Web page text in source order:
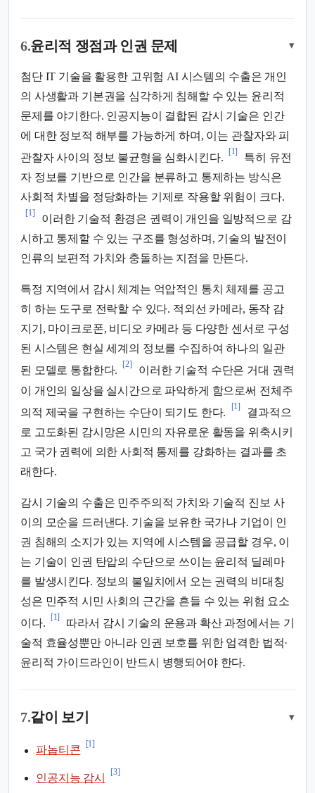
6.윤리적 쟁점과 인권 문제 ▾
첨단 IT 기술을 활용한 고위험 AI 시스템의 수출은 개인
의 사생활과 기본권을 심각하게 침해할 수 있는 윤리적
문제를 야기한다. 인공지능이 결합된 감시 기술은 인간
에 대한 정보적 해부를 가능하게 하며, 이는 관찰자와 피
관찰자 사이의 정보 불균형을 심화시킨다.
[1]
특히 유전
자 정보를 기반으로 인간을 분류하고 통제하는 방식은
사회적 차별을 정당화하는 기제로 작용할 위험이 크다.
[1]
이러한 기술적 환경은 권력이 개인을 일방적으로 감
시하고 통제할 수 있는 구조를 형성하며, 기술의 발전이
인류의 보편적 가치와 충돌하는 지점을 만든다.
특정 지역에서 감시 체계는 억압적인 통치 체제를 공고
히 하는 도구로 전락할 수 있다. 적외선 카메라, 동작 감
지기, 마이크로폰, 비디오 카메라 등 다양한 센서로 구성
된 시스템은 현실 세계의 정보를 수집하여 하나의 일관
된 모델로 통합한다.
[2]
이러한 기술적 수단은 거대 권력
이 개인의 일상을 실시간으로 파악하게 함으로써 전체주
의적 제국을 구현하는 수단이 되기도 한다.
[1]
결과적으
로 고도화된 감시망은 시민의 자유로운 활동을 위축시키
고 국가 권력에 의한 사회적 통제를 강화하는 결과를 초
래한다.
감시 기술의 수출은 민주주의적 가치와 기술적 진보 사
이의 모순을 드러낸다. 기술을 보유한 국가나 기업이 인
권 침해의 소지가 있는 지역에 시스템을 공급할 경우, 이
는 기술이 인권 탄압의 수단으로 쓰이는 윤리적 딜레마
를 발생시킨다. 정보의 불일치에서 오는 권력의 비대칭
성은 민주적 시민 사회의 근간을 흔들 수 있는 위험 요소
이다.
[1]
따라서 감시 기술의 운용과 확산 과정에서는 기
술적 효율성뿐만 아니라 인권 보호를 위한 엄격한 법적·
윤리적 가이드라인이 반드시 병행되어야 한다.
7.같이 보기 ▾
파놉티콘
[1]
인공지능 감시
[3]